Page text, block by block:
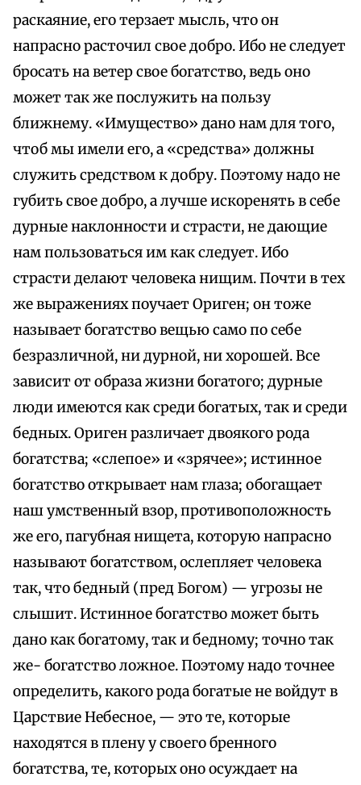
раскаяние, его терзает мысль, что он
напрасно расточил свое добро. Ибо не следует
бросать на ветер свое богатство, ведь оно
может так же послужить на пользу
ближнему. «Имущество» дано нам для того,
чтоб мы имели его, а «средства» должны
служить средством к добру. Поэтому надо не
губить свое добро, а лучше искоренять в себе
дурные наклонности и страсти, не дающие
нам пользоваться им как следует. Ибо
страсти делают человека нищим. Почти в тех
же выражениях поучает Ориген; он тоже
называет богатство вещью само по себе
безразличной, ни дурной, ни хорошей. Все
зависит от образа жизни богатого; дурные
люди имеются как среди богатых, так и среди
бедных. Ориген различает двоякого рода
богатства; «слепое» и «зрячее»; истинное
богатство открывает нам глаза; обогащает
наш умственный взор, противоположность
же его, пагубная нищета, которую напрасно
называют богатством, ослепляет человека
так, что бедный (пред Богом) — угрозы не
слышит. Истинное богатство может быть
дано как богатому, так и бедному; точно так
же- богатство ложное. Поэтому надо точнее
определить, какого рода богатые не войдут в
Царствие Небесное, — это те, которые
находятся в плену у своего бренного
богатства, те, которых оно осуждает на